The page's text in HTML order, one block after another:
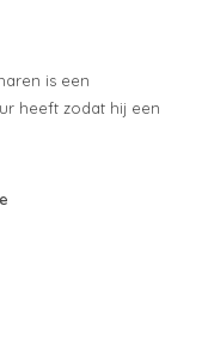
is een
heeft zodat hij een